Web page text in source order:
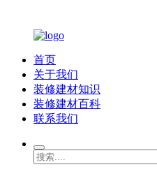
首页
关于我们
装修建材知识
装修建材百科
联系我们